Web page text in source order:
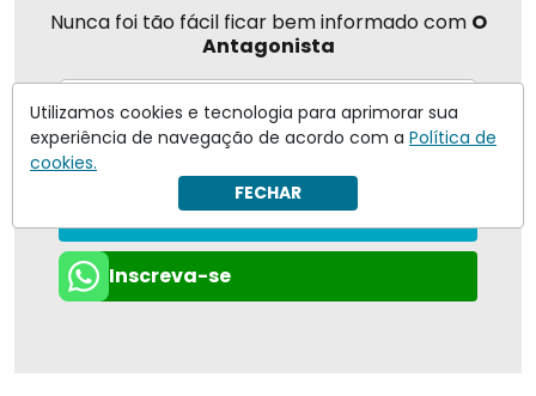
Nunca foi tão fácil ficar bem informado com O
Antagonista
Eu concordo em receber notificações | Para obter mais
informações reveja nossa
Enviar
Inscreva-se
Utilizamos cookies e tecnologia para aprimorar sua
experiência de navegação de acordo com a Política de
cookies.
FECHAR